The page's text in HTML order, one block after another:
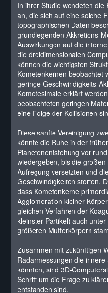
In ihrer Studie wendeten die
an, die sich auf eine solche
topographischen Daten
grundlegenden Akkretions-
Auswirkungen auf die
die dreidimensionalen
können die wichtigsten
Kometenkernen beobachtet
geringe Geschwindigkeits-
Kometesimale erklärt
beobachteten geringen
eine Folge der Kollisionen
Diese sanfte Vereinigung
könnte die Ruhe in der
Planetenentstehung vor
wiedergeben, bis die
Aufregung versetzten und
Geschwindigkeiten störten.
dass Kometenkerne
Agglomeration kleiner
gleichen Verfahren der
kleinster Partikel) auch
größeren Mutterkörpern
Zusammen mit zukünftigen
Radarmessungen die
könnten, sind 3D-
Schritt um die Frage zu
entstanden sind.